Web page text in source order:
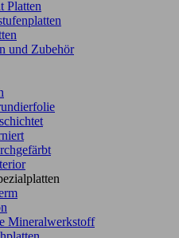
Platten
und Zubehör
Mineralwerkstoff